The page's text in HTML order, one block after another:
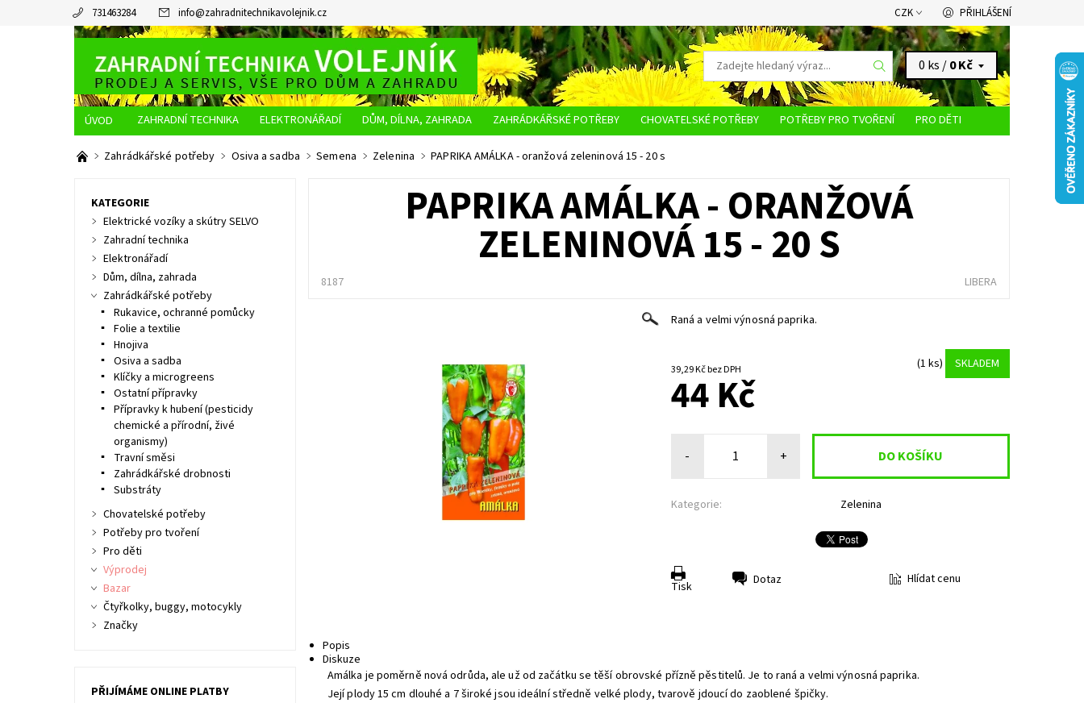
731463284 info@zahradnitechnikavolejnik.cz CZK PŘIHLÁŠENÍ
0 ks /0 Kč
ZAHRADNÍ TECHNIKA ELEKTRONÁŘADÍ DŮM, DÍLNA, ZAHRADA ZAHRÁDKÁŘSKÉ POTŘEBY CHOVATELSKÉ POTŘEBY POTŘEBY PRO TVOŘENÍ
PRO DĚTI
O NÁS
JAK NAKUPOVAT DOPRAVA A PLATBA OBCHODNÍ PODMÍNKY OCHRANA OSOBNÍCH ÚDAJŮ NAPIŠTE NÁM
Zahrádkářské potřeby Osiva a sadba Semena Zelenina PAPRIKA AMÁLKA - oranžová zeleninová 15 - 20 s
PAPRIKA AMÁLKA - ORANŽOVÁ
ZELENINOVÁ 15 - 20 S
8187 LIBERA
Raná a velmi výnosná paprika.
39,29 Kč bez DPH (1 ks) SKLADEM
44 Kč
- +
Kategorie: Zelenina
Tisk Dotaz Hlídat cenu
Popis
Diskuze
Amálka je poměrně nová odrůda, ale už od začátku se těší obrovské přízně pěstitelů. Je to raná a velmi výnosná paprika.
Její plody 15 cm dlouhé a 7 široké jsou ideální středně velké plody, tvarově jdoucí do zaoblené špičky.
KATEGORIE
Elektrické vozíky a skútry SELVO
Zahradní technika
Elektronářadí
Dům, dílna, zahrada
Zahrádkářské potřeby
Rukavice, ochranné pomůcky
Folie a textilie
Hnojiva
Osiva a sadba
Klíčky a microgreens
Ostatní přípravky
Přípravky k hubení (pesticidy
chemické a přírodní, živé
organismy)
Travní směsi
Zahrádkářské drobnosti
Substráty
Chovatelské potřeby
Potřeby pro tvoření
Pro děti
Výprodej
Bazar
Čtyřkolky, buggy, motocykly
Značky
PŘIJÍMÁME ONLINE PLATBY